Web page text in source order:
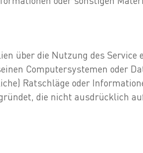
über die Nutzung des
Computersystemen oder
Ratschläge oder
die nicht ausdrücklich